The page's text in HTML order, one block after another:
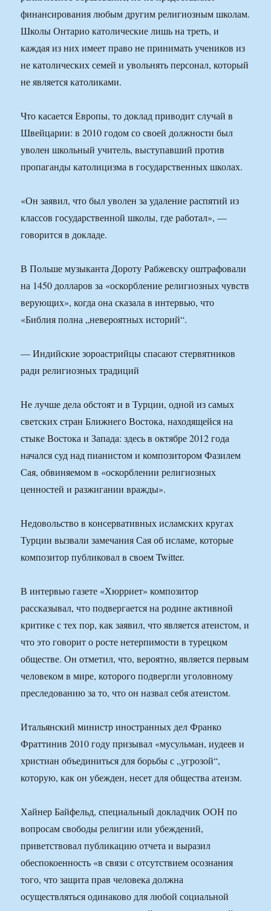
финансирования любым другим религиозным школам.
Школы Онтарио католические лишь на треть, и
каждая из них имеет право не принимать учеников из
не католических семей и увольнять персонал, который
не является католиками.
Что касается Европы, то доклад приводит случай в
Швейцарии: в 2010 годом со своей должности был
уволен школьный учитель, выступавший против
пропаганды католицизма в государственных школах.
«Он заявил, что был уволен за удаление распятий из
классов государственной школы, где работал», —
говорится в докладе.
В Польше музыканта Дороту Рабжевску оштрафовали
на 1450 долларов за «оскорбление религиозных чувств
верующих», когда она сказала в интервью, что
«Библия полна „невероятных историй“.
— Индийские зороастрийцы спасают стервятников
ради религиозных традиций
Не лучше дела обстоят и в Турции, одной из самых
светских стран Ближнего Востока, находящейся на
стыке Востока и Запада: здесь в октябре 2012 года
начался суд над пианистом и композитором Фазилем
Сая, обвиняемом в «оскорблении религиозных
ценностей и разжигании вражды».
Недовольство в консервативных исламских кругах
Турции вызвали замечания Сая об исламе, которые
композитор публиковал в своем Twitter.
В интервью газете «Хюрриет» композитор
рассказывал, что подвергается на родине активной
критике с тех пор, как заявил, что является атеистом, и
что это говорит о росте нетерпимости в турецком
обществе. Он отметил, что, вероятно, является первым
человеком в мире, которого подвергли уголовному
преследованию за то, что он назвал себя атеистом.
Итальянский министр иностранных дел Франко
Фраттинив 2010 году призывал «мусульман, иудеев и
христиан объединиться для борьбы с „угрозой“,
которую, как он убежден, несет для общества атеизм.
Хайнер Байфельд, специальный докладчик ООН по
вопросам свободы религии или убеждений,
приветствовал публикацию отчета и выразил
обеспокоенность «в связи с отсутствием осознания
того, что защита прав человека должна
осуществляться одинаково для любой социальной